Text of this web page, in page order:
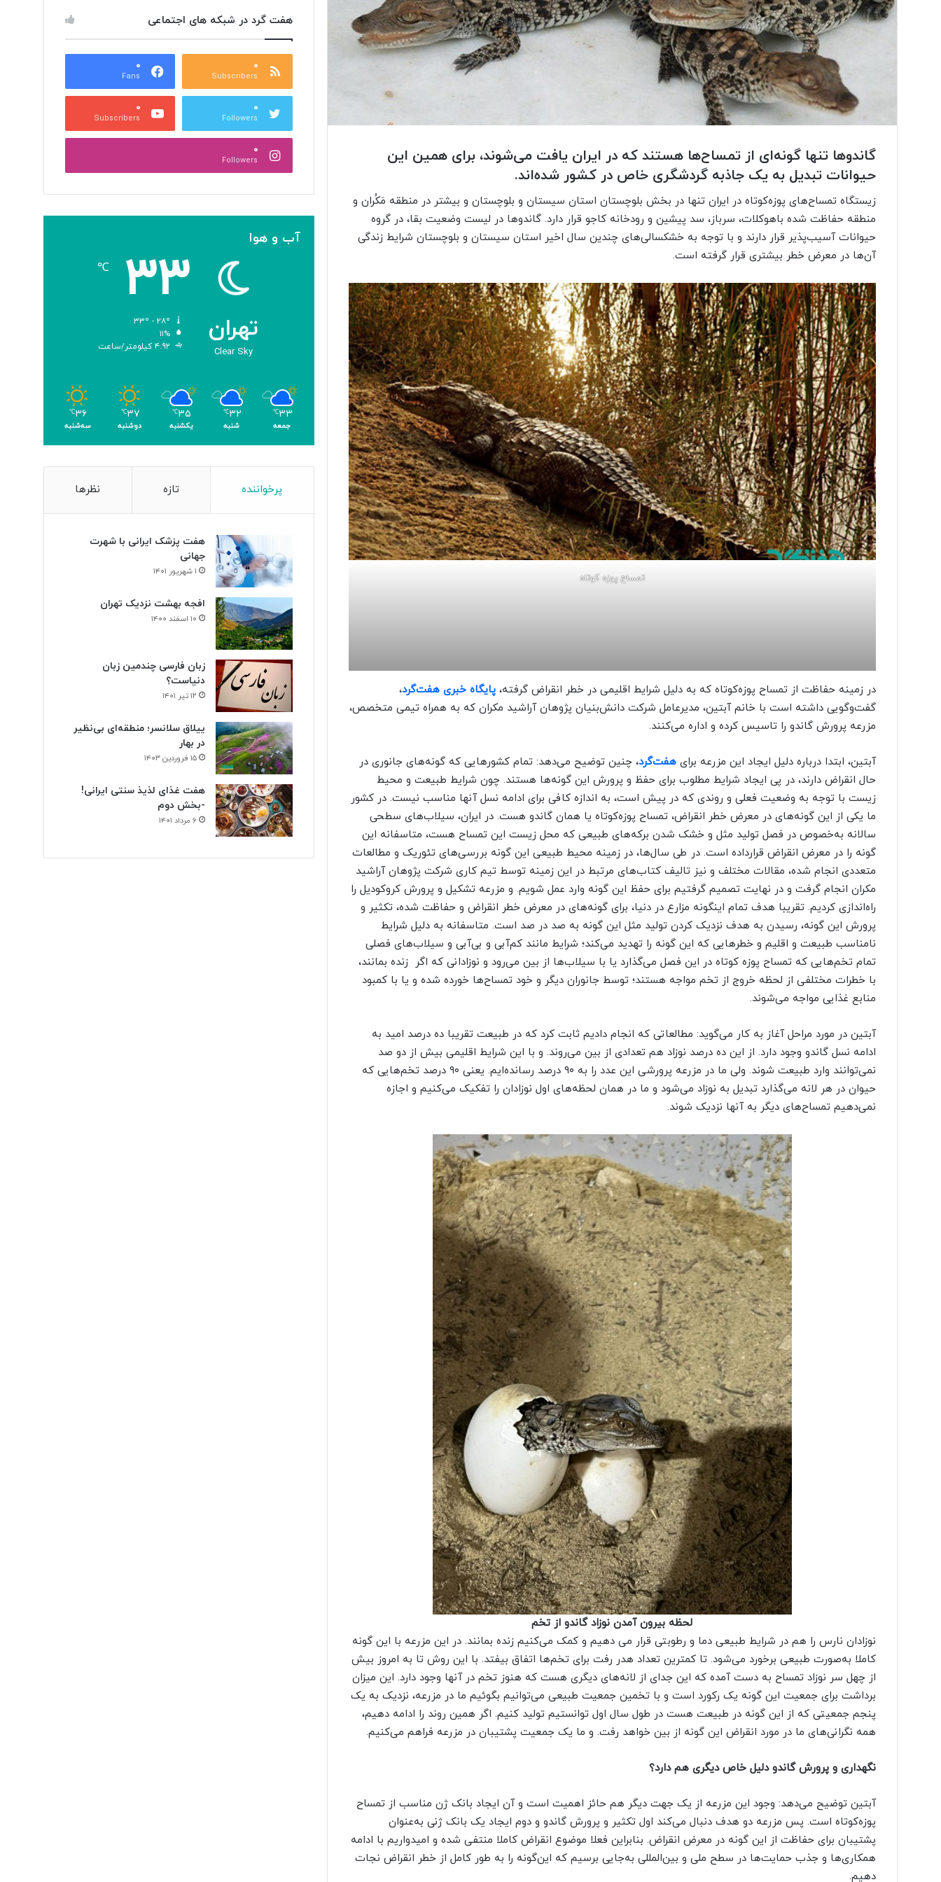
گاندو‌ها تنها گونه‌ای از تمساح‌ها هستند که در ایران یافت می‌شوند، برای همین این
حیوانات تبدیل به یک جاذبه گردشگری خاص در کشور شده‌اند.
زیستگاه تمساح‌های پوزه‌کوتاه در ایران تنها در بخش بلوچستان استان سیستان و بلوچستان و بیشتر در منطقه مَکُران و
منطقه حفاظت شده باهوکلات، سرباز، سد پیشین و رودخانه کاجو قرار دارد. گاندو‌ها در لیست وضعیت بقا، در گروه
حیوانات آسیب‌پذیر قرار دارند و با توجه به خشکسالی‌های چندین سال اخیر استان سیستان و بلوچستان شرایط زندگی
آن‌ها در معرض خطر بیشتری قرار گرفته است.
تمساح پوزه کوتاه
در زمینه حفاظت از تمساح پوزه‌کوتاه که به دلیل شرایط اقلیمی در خطر انقراض گرفته، پایگاه خبری هفت‌گرد،
گفت‌وگویی داشته است با خانم آبتین، مدیرعامل شرکت دانش‌بنیان پژوهان آراشید مکران که به همراه تیمی متخصص،
مزرعه پرورش گاندو را تاسیس کرده و اداره می‌کنند.
آبتین، ابتدا درباره دلیل ایجاد این مزرعه برای هفت‌گرد، چنین توضیح می‌دهد: تمام کشورهایی که گونه‌های جانوری در
حال انقراض دارند، در پی ایجاد شرایط مطلوب برای حفظ و پرورش این گونه‌ها هستند. چون شرایط طبیعت و محیط
زیست با توجه به وضعیت فعلی و روندی که در پیش است، به اندازه کافی برای ادامه نسل آنها مناسب نیست. در کشور
ما یکی از این گونه‌های در معرض خطر انقراض، تمساح پوزه‌کوتاه یا همان گاندو هست. در ایران، سیلاب‌های سطحی
سالانه به‌خصوص در فصل تولید مثل و خشک شدن برکه‌های طبیعی که محل زیست این تمساح هست، متاسفانه این
گونه را در معرض انقراض قرارداده است. در طی سال‌ها، در زمینه محیط طبیعی این گونه بررسی‌های تئوریک و مطالعات
متعددی انجام شده، مقالات مختلف و نیز تالیف کتاب‌های مرتبط در این زمینه توسط تیم کاری شرکت پژوهان آراشید
مکران انجام گرفت و در نهایت تصمیم گرفتیم برای حفظ این گونه وارد عمل شویم. و مزرعه تشکیل و پرورش کروکودیل را
راه‌اندازی کردیم. تقریبا هدف تمام اینگونه مزارع در دنیا، برای گونه‌های در معرض خطر انقراض و حفاظت شده، تکثیر و
پرورش این گونه، رسیدن به هدف نزدیک کردن تولید مثل این گونه به صد در صد است. متاسفانه به دلیل شرایط
نامناسب طبیعت و اقلیم و خطرهایی که این گونه را تهدید می‌کند؛ شرایط مانند کم‌آبی و بی‌آبی و سیلاب‌های فصلی
تمام تخم‌هایی که تمساح پوزه کوتاه در این فصل می‌گذارد یا با سیلاب‌ها از بین می‌رود و نوزادانی که اگر زنده بمانند،
با خطرات مختلفی از لحظه خروج از تخم مواجه هستند؛ توسط جانوران دیگر و خود تمساح‌ها خورده شده و یا با کمبود
منابع غذایی مواجه می‌شوند.
آبتین در مورد مراحل آغاز به کار می‌گوید: مطالعاتی که انجام دادیم ثابت کرد که در طبیعت تقریبا ده درصد امید به
ادامه نسل گاندو وجود دارد. از این ده درصد نوزاد هم تعدادی از بین می‌روند. و با این شرایط اقلیمی بیش از دو صد
نمی‌توانند وارد طبیعت شوند. ولی ما در مزرعه پرورشی این عدد را به ۹۰ درصد رسانده‌ایم. یعنی ۹۰ درصد تخم‌هایی که
حیوان در هر لانه می‌گذارد تبدیل به نوزاد می‌شود و ما در همان لحظه‌های اول نوزادان را تفکیک می‌کنیم و اجازه
نمی‌دهیم تمساح‌های دیگر به آنها نزدیک شوند.
لحظه بیرون آمدن نوزاد گاندو از تخم
نوزادان نارس را هم در شرایط طبیعی دما و رطوبتی قرار می دهیم و کمک می‌کنیم زنده بمانند. در این مزرعه با این گونه
کاملا به‌صورت طبیعی برخورد می‌شود. تا کمترین تعداد هدر رفت برای تخم‌ها اتفاق بیفتد. با این روش تا به امروز بیش
از چهل سر نوزاد تمساح به دست آمده که این جدای از لانه‌های دیگری هست که هنوز تخم در آنها وجود دارد. این میزان
برداشت برای جمعیت این گونه یک رکورد است و با تخمین جمعیت طبیعی می‌توانیم بگوئیم ما در مزرعه، نزدیک به یک
پنجم جمعیتی که از این گونه در طبیعت هست در طول سال اول توانستیم تولید کنیم. اگر همین روند را ادامه دهیم،
همه نگرانی‌های ما در مورد انقراض این گونه از بین خواهد رفت. و ما یک جمعیت پشتیبان در مزرعه فراهم می‌کنیم.
نگهداری و پرورش گاندو دلیل خاص دیگری هم دارد؟
آبتین توضیح می‌دهد: وجود این مزرعه از یک جهت دیگر هم حائز اهمیت است و آن ایجاد بانک ژن مناسب از تمساح
پوزه‌کوتاه است. پس مزرعه دو هدف دنبال می‌کند اول تکثیر و پرورش گاندو و دوم ایجاد یک بانک ژنی به‌عنوان
پشتیبان برای حفاظت از این گونه در معرض انقراض. بنابراین فعلا موضوع انقراض کاملا منتفی شده و امیدواریم با ادامه
همکاری‌ها و جذب حمایت‌ها در سطح ملی و بین‌المللی به‌جایی برسیم که این‌گونه را به طور کامل از خطر انقراض نجات
دهیم.
هفت گرد در شبکه های اجتماعی
۰
Subscribers
۰
Fans
۰
Followers
۰
Subscribers
۰
Followers
آب و هوا
تهران
Clear Sky
۳۳ ℃
۱۱%
۴.۹۲ کیلومتر/ساعت
۳۳℃
جمعه
۳۲℃
شنبه
۳۵℃
یکشنبه
۳۷℃
دوشنبه
۳۶℃
سه‌شنبه
پرخواننده تازه نظرها
هفت پزشک ایرانی با شهرت
جهانی
۱ شهریور ۱۴۰۱
افجه بهشت نزدیک تهران
۱۰ اسفند ۱۴۰۰
زبان فارسی چندمین زبان
دنیاست؟
۱۲ تیر ۱۴۰۱
ییلاق سلانسر؛ منطقه‌ای بی‌نظیر
در بهار
۱۵ فروردین ۱۴۰۳
هفت غذای لذیذ سنتی ایرانی!
-بخش دوم
۶ مرداد ۱۴۰۱